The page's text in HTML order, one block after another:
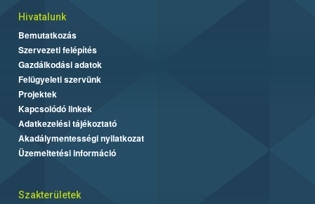
Hivatalunk
Bemutatkozás
Szervezeti felépítés
Gazdálkodási adatok
Felügyeleti szervünk
Projektek
Kapcsolódó linkek
Adatkezelési tájékoztató
Akadálymentességi nyilatkozat
Üzemeltetési információ
Szakterületek